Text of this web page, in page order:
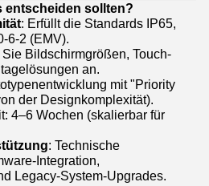
entscheiden sollten?
: Erfüllt die Standards IP65,
6-2 (EMV).
Sie Bildschirmgrößen, Touch-
an.
mit "Priority
der Designkomplexität).
4–6 Wochen (skalierbar für
: Technische
Integration,
Legacy-System-Upgrades.